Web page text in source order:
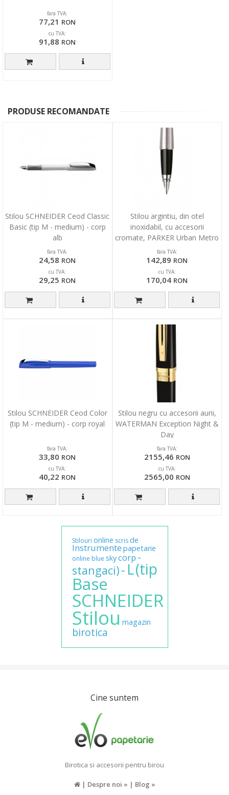
fara TVA:
77,21 RON
cu TVA:
91,88 RON
PRODUSE RECOMANDATE
Stilou SCHNEIDER Ceod Classic
Basic (tip M - medium) - corp
alb
fara TVA:
24,58 RON
cu TVA:
29,25 RON
Stilou argintiu, din otel
inoxidabil, cu accesorii
cromate, PARKER Urban Metro
Metallic
fara TVA:
142,89 RON
cu TVA:
170,04 RON
Stilou SCHNEIDER Ceod Color
(tip M - medium) - corp royal
fara TVA:
33,80 RON
cu TVA:
40,22 RON
Stilou negru cu accesorii aurii,
WATERMAN Exception Night &
Day
fara TVA:
2155,46 RON
cu TVA:
2565,00 RON
Stilouri online scris de
Instrumente papetarie
online blue skycorp -
stangaci)- L(tip
Base
SCHNEIDER
Stilou magazin
birotica
Cine suntem
Birotica si accesorii pentru birou
| Despre noi » | Blog »